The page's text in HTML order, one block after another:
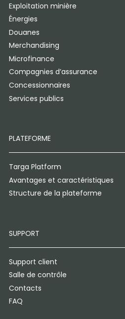
Exploitation minière
Énergies
Douanes
Merchandising
Microfinance
Compagnies d’assurance
Concessionnaires
Services publics
PLATEFORME
Targa Platform
Avantages et caractéristiques
Structure de la plateforme
SUPPORT
Support client
Salle de contrôle
Contacts
FAQ